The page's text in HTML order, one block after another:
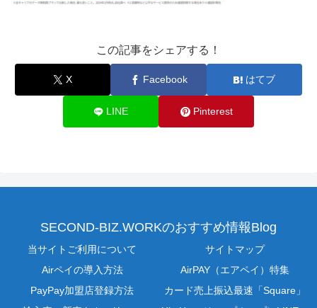
この記事をシェアする！
X Facebook はてブ
LINE Pinterest
SECOND-BIZ.WORKのおすすめ情報Blog
当サイトご利用について
サイトマップ
Airペイの導入方法
AirPAY（エアペイ）特集
PayPay加盟店登録方法
カード売上振込最速「Square」